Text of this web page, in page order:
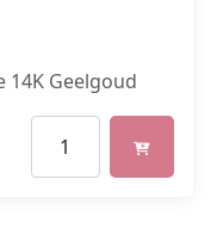
14K Geelgoud